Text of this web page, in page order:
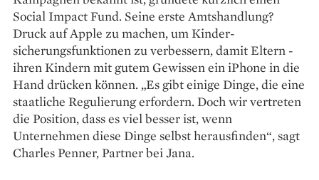
Social Impact Fund. Seine erste Amtshandlung?
Druck auf Apple zu machen, um Kinder­
sicherungsfunktionen zu verbessern, damit Eltern ­
ihren Kindern mit gutem Gewissen ein iPhone in die
Hand drücken können. „Es gibt einige ­Dinge, die eine
staatliche Regulierung erfordern. Doch wir vertreten
die Position, dass es viel besser ist, wenn
Unternehmen diese Dinge selbst herausfinden“, sagt
Charles Penner, Partner bei Jana.